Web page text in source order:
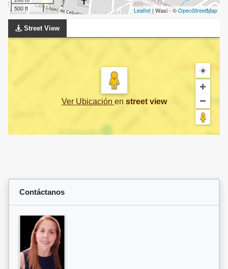
500 ft
Leaflet | Wasi - ©OpenStreetMap
Street View
Ver Ubicación en street view
Contáctanos